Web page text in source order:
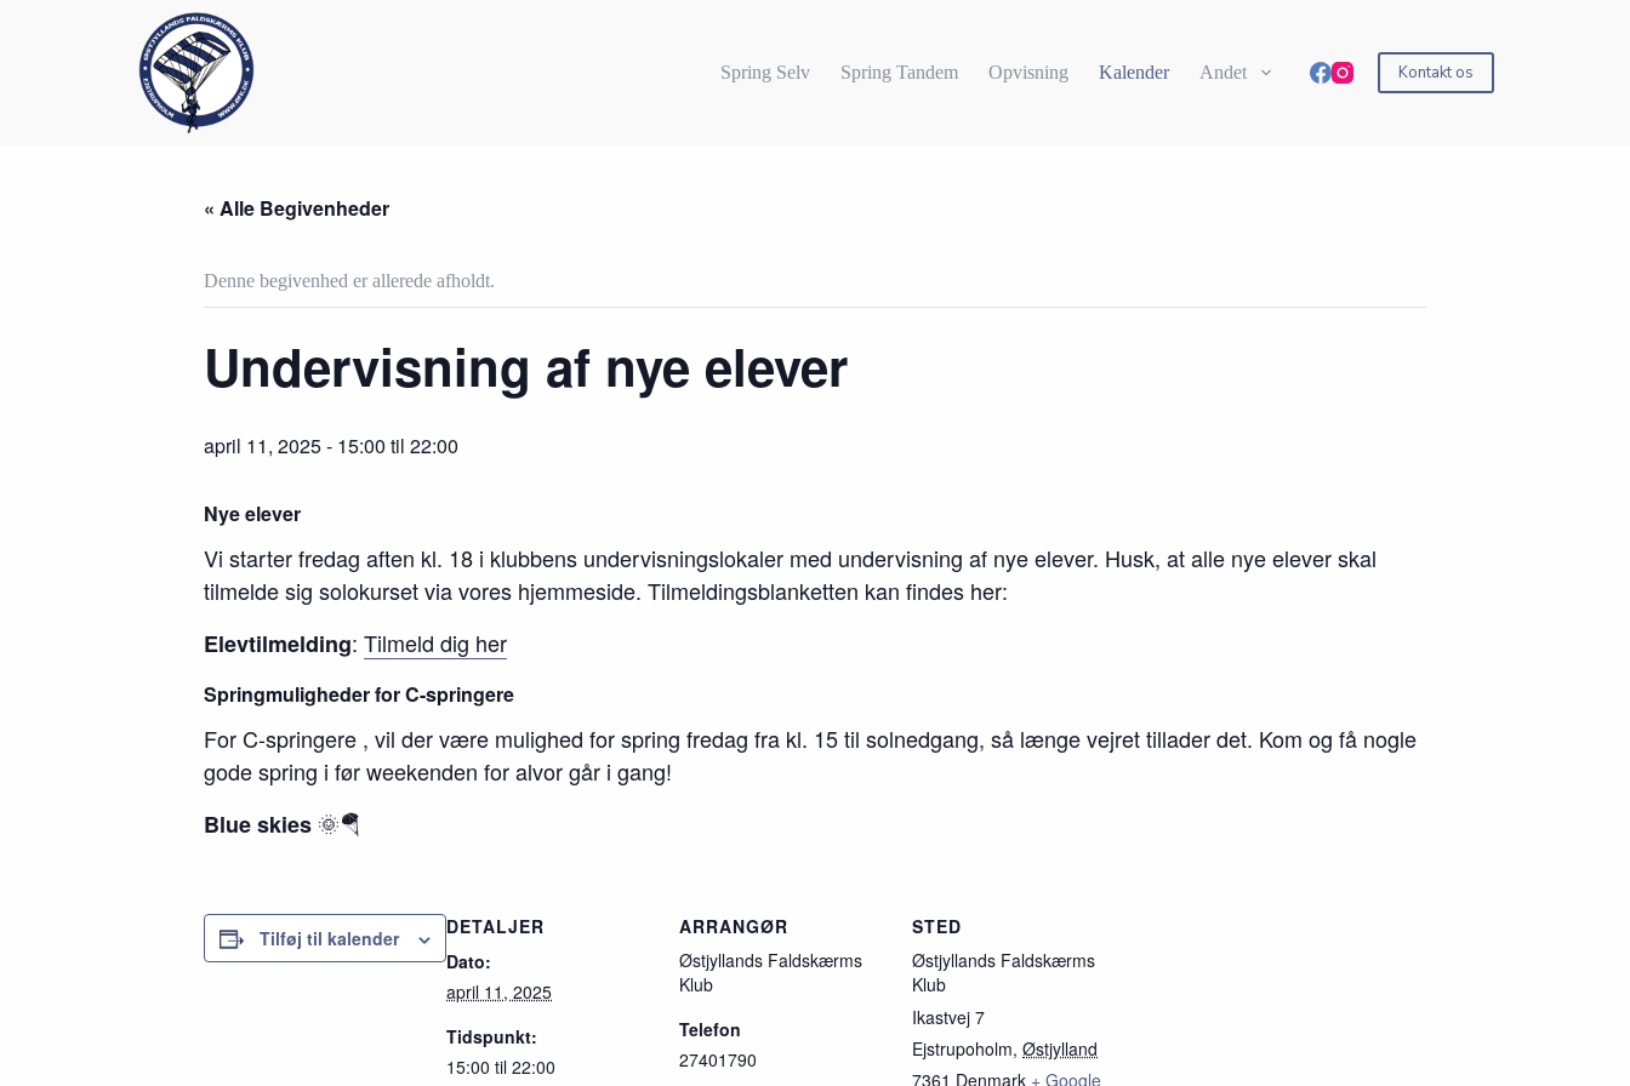
Spring Selv Spring Tandem Opvisning Kalender Andet Kontakt os
« Alle Begivenheder
Denne begivenhed er allerede afholdt.
Undervisning af nye elever
april 11, 2025 - 15:00 til 22:00
Nye elever
Vi starter fredag aften kl. 18 i klubbens undervisningslokaler med undervisning af nye elever. Husk, at alle nye elever skal
tilmelde sig solokurset via vores hjemmeside. Tilmeldingsblanketten kan findes her:
Elevtilmelding: Tilmeld dig her
Springmuligheder for C-springere
For C-springere , vil der være mulighed for spring fredag fra kl. 15 til solnedgang, så længe vejret tillader det. Kom og få nogle
gode spring i før weekenden for alvor går i gang!
Blue skies 🌞🪂
Tilføj til kalender
DETALJER
Dato:
april 11, 2025
Tidspunkt:
15:00 til 22:00
ARRANGØR
Østjyllands Faldskærms
Klub
Telefon
27401790
STED
Østjyllands Faldskærms
Klub
Ikastvej 7
Ejstrupoholm, Østjylland
7361 Denmark + Google